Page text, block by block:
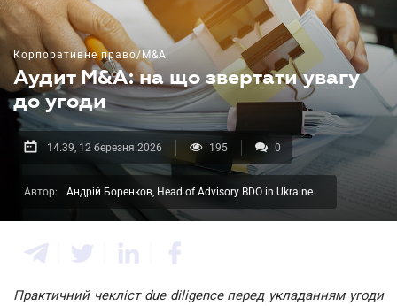
Корпоративне право/M&A
Аудит M&A: на що звертати увагу
до угоди
14.39, 12 березня 2026 195 0
Автор: Андрій Боренков, Head of Advisory BDO in Ukraine
Практичний чекліст due diligence перед укладанням угоди